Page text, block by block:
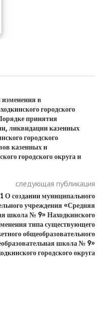
в
городского
принятия
ликвидации казенных
городского
казенных и
городского округа и
следующая публикация
создании муниципального
учреждения «Средняя
школа № 9» Находкинского
типа существующего
общеобразовательного
школа № 9»
городского округа